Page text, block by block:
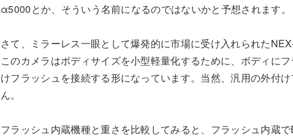
α5000とか、そういう名前になるのではないかと予想されます。
さて、ミラーレス一眼として爆発的に市場に受け入れられた
このカメラはボディサイズを小型軽量化するために、ボディに
けフラッシュを接続する形になっています。当然、汎用の外付
ん。
フラッシュ内蔵機種と重さを比較してみると、フラッシュ内蔵